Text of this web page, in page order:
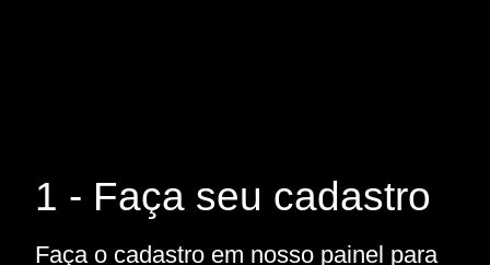
1 - Faça seu cadastro
Faça o cadastro em nosso painel para